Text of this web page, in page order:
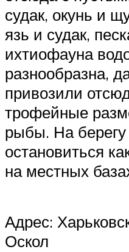
судак, окунь и
язь и судак,
ихтиофауна
разнообразна,
привозили
трофейные
рыбы. На
остановиться
на местных
Адрес:
Оскол